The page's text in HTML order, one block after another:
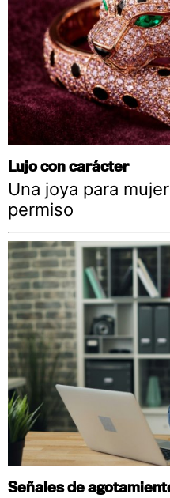
Lujo con carácter
Una joya para
permiso
Señales de